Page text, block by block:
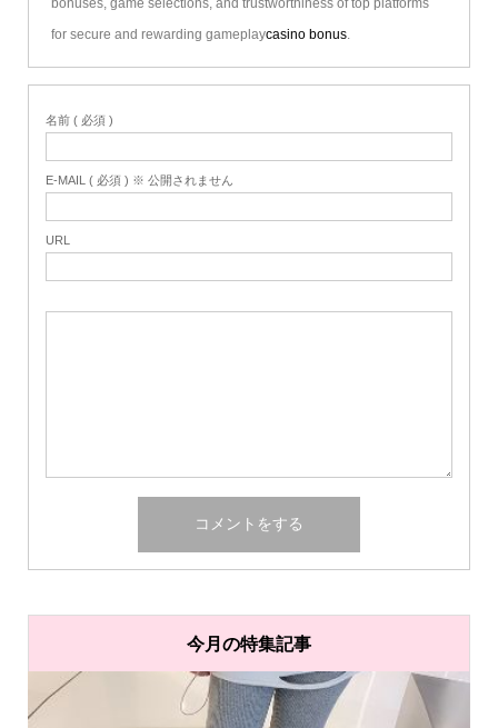
bonuses, game selections, and trustworthiness of top platforms
for secure and rewarding gameplaycasino bonus.
名前 ( 必須 )
E-MAIL ( 必須 ) ※ 公開されません
URL
今月の特集記事